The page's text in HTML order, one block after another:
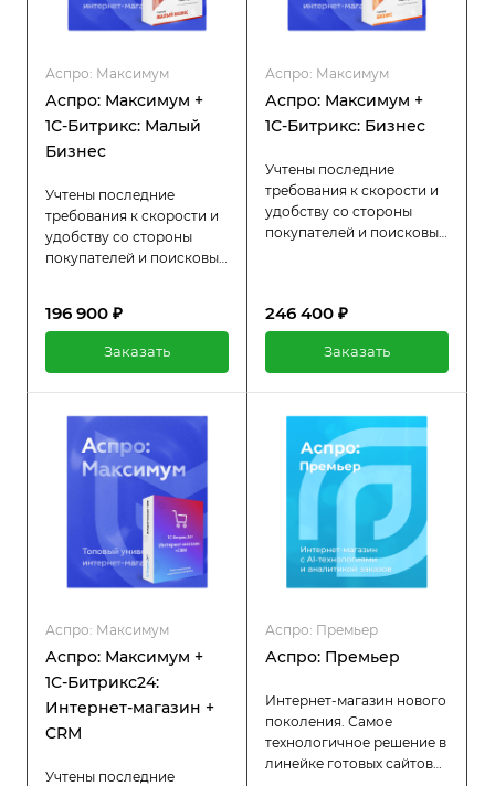
Аспро: Максимум
Аспро: Максимум +
1С-Битрикс: Малый
Бизнес
Учтены последние
требования к скорости и
удобству со стороны
покупателей и поисковых
Бизнес. Встроенные
196 900 ₽
Заказать
Аспро: Максимум
Аспро: Максимум +
1С-Битрикс: Бизнес
Учтены последние
требования к скорости и
удобству со стороны
покупателей и поисковых
маркетинговые
инструменты для
увеличения среднего
246 400 ₽
Заказать
Аспро: Максимум
Аспро: Максимум +
1С-Битрикс24:
Интернет-магазин +
CRM
Учтены последние
Аспро: Премьер
Аспро: Премьер
Интернет-магазин нового
поколения. Самое
технологичное решение в
линейке готовых сайтов